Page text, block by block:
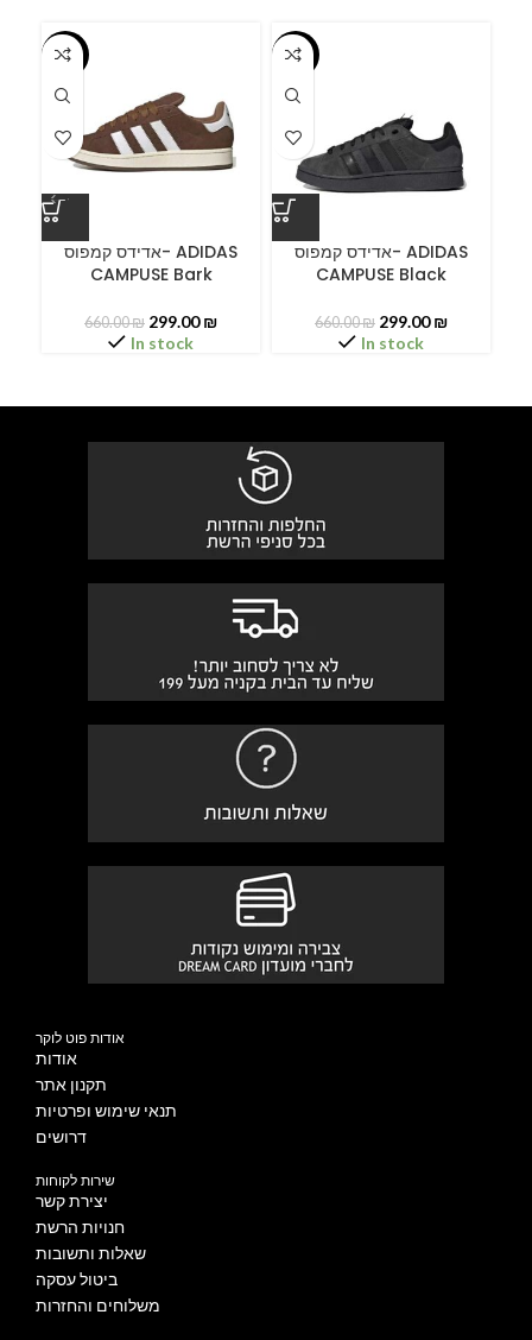
-55%
אדידס קמפוס- ADIDAS
CAMPUSE Bark
660.00₪ 299.00₪
In stock
-55%
אדידס קמפוס- ADIDAS
CAMPUSE Black
660.00₪ 299.00₪
In stock
אודות פוט לוקר
אודות
תקנון אתר
תנאי שימוש ופרטיות
דרושים
שירות לקוחות
יצירת קשר
חנויות הרשת
שאלות ותשובות
ביטול עסקה
משלוחים והחזרות